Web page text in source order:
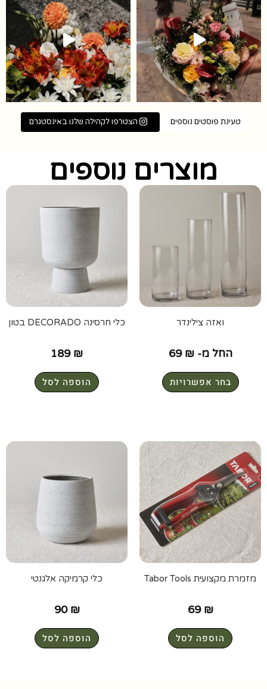
טעינת פוסטים נוספים הצטרפו לקהילה שלנו באינסטגרם
מוצרים נוספים
ואזה צילינדר
החל מ- 69 ₪
בחר אפשרויות
כלי חרסינה DECORADO בטון
189 ₪
הוספה לסל
מזמרת מקצועית Tabor Tools
69 ₪
הוספה לסל
כלי קרמיקה אלגנטי
90 ₪
הוספה לסל